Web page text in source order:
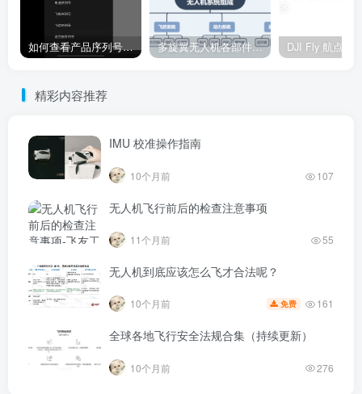
如何查看产品序列号（SN）、飞控序列号 多旋翼无人机各部件介绍汇总
精彩内容推荐
IMU 校准操作指南
10个月前 107
无人机飞行前后的检查注意事项
11个月前 55
无人机到底应该怎么飞才合法呢？
10个月前 免费 161
全球各地飞行安全法规合集（持续更新）
10个月前 276